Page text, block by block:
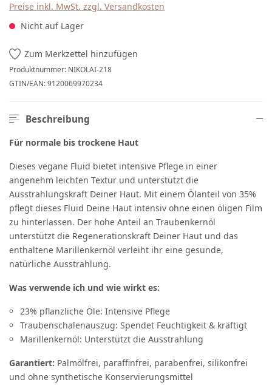
Preise inkl. MwSt. zzgl. Versandkosten
Nicht auf Lager
Zum Merkzettel hinzufügen
Produktnummer: NIKOLAI-218
GTIN/EAN:9120069970234
Beschreibung
Für normale bis trockene Haut
Dieses vegane Fluid bietet intensive Pflege in einer
angenehm leichten Textur und unterstützt die
Ausstrahlungskraft Deiner Haut. Mit einem Ölanteil von 35%
pflegt dieses Fluid Deine Haut intensiv ohne einen öligen Film
zu hinterlassen. Der hohe Anteil an Traubenkernöl
unterstützt die Regenerationskraft Deiner Haut und das
enthaltene Marillenkernöl verleiht ihr eine gesunde,
natürliche Ausstrahlung.
Was verwende ich und wie wirkt es:
23% pflanzliche Öle: Intensive Pflege
Traubenschalenauszug: Spendet Feuchtigkeit & kräftigt
Marillenkernöl: Unterstützt die Ausstrahlung
Garantiert: Palmölfrei, paraffinfrei, parabenfrei, silikonfrei
und ohne synthetische Konservierungsmittel